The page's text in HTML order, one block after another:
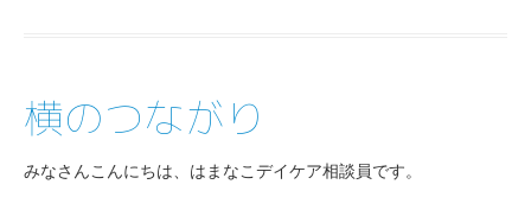
横のつながり
みなさんこんにちは、はまなこデイケア相談員です。